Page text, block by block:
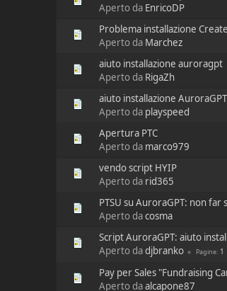
Aperto da EnricoDP
Problema installazione
Aperto da Marchez
aiuto installazione auroragpt
Aperto da RigaZh
aiuto installazione AuroraGPT
Aperto da playspeed
Apertura PTC
Aperto da marco979
vendo script HYIP
Aperto da rid365
PTSU su AuroraGPT: non
Aperto dacosma
Script AuroraGPT: aiuto
Aperto dadjbranko Pagine 1
Pay per Sales "Fundraising
Aperto daalcapone87